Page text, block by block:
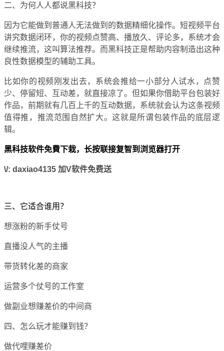
二、为何人人都说黑科技？
因为它能做到普通人无法做到的数据精细化操作。短视频平台
讲究数据闭环，你的视频点赞高、播放久、评论多，系统才会
继续推流，这叫算法推荐。而黑科技正是帮助内容制造出这种
良性数据模型的辅助工具。
比如你的视频刚发出去，系统会推给一小部分人试水，点赞
少、停留短、互动差，就直接凉了。但如果你借助平台包装好
作品，前期就有几百上千的互动数据，系统就会认为这条视频
值得推，推流范围自然扩大。这就是所谓包装作品的底层逻
辑。
黑科技软件免費下栽，长按联接复智到浏览器打开
\/: daxiao4135 加V软件免费送
三、它适合谁用？
想涨粉的新手仗号
直播没人气的主播
带货转化差的商家
运营多个仗号的工作室
做副业想赚差价的中间商
四、怎么玩才能赚到钱？
做代哩赚差价